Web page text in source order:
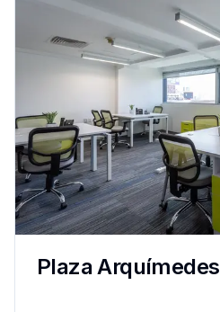
Plaza Arquímedes